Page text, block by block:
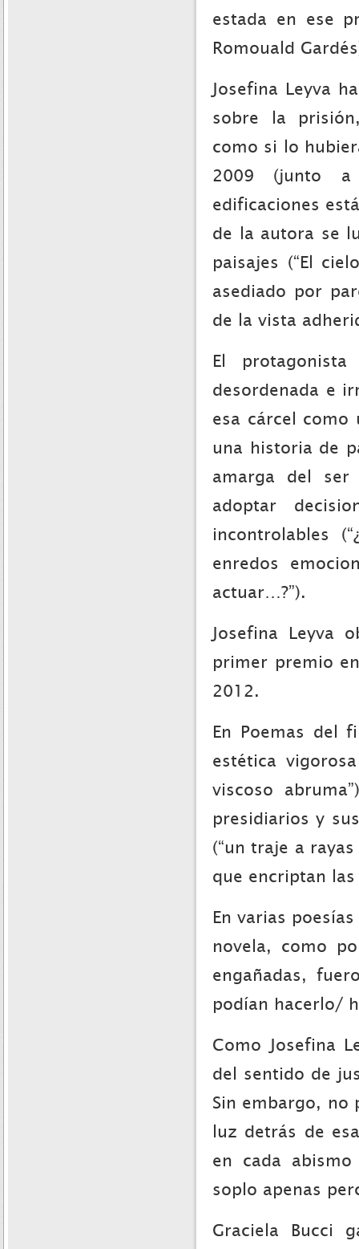
estada en ese
Romouald
Josefina Leyva
sobre la
como si lo
2009 (junto a
edificaciones
de la autora se
paisajes (“El
asediado por
de la vista
El
desordenada e
esa cárcel como
una historia de
amarga del ser
adoptar
incontrolables
enredos
actuar…?”).
Josefina
primer premio
2012.
En Poemas del
estética
viscoso
presidiarios y
(“un traje a
que encriptan
En varias
novela, como
engañadas,
podían hacerlo/
Como Josefina
del sentido de
Sin embargo, no
luz detrás de
en cada
soplo apenas
Graciela Bucci